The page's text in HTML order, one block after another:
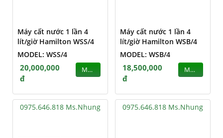
Máy cất nước 1 lần 4
lít/giờ Hamilton WSS/4
MODEL: WSS/4
20,000,000
đ
MUA
Máy cất nước 1 lần 4
lít/giờ Hamilton WSB/4
MODEL: WSB/4
18,500,000
đ
MUA
0975.646.818 Ms.Nhung 0975.646.818 Ms.Nhung